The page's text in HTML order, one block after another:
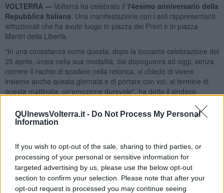
QUInewsVolterra.it - Do Not Process My Personal
Information
If you wish to opt-out of the sale, sharing to third parties, or
processing of your personal or sensitive information for
targeted advertising by us, please use the below opt-out
section to confirm your selection. Please note that after your
opt-out request is processed you may continue seeing
VOLTERRA — Volterra ha celebrato il 74esimo anniversario della
Repubblica Italiana . Una manifestazione con i soli rappresentanti
istituzionali che ha avuto luogo in piazza dei Priori e in piazza
Martiri della Libertà.
"In una circostanza come questa, dopo la toccante celebrazione del
25 aprile, unica nella sua modalità, dal dopoguerra ad oggi, senza
correre il rischio di scadere nella retorica, vi chiedo di vivere
insieme anche questa giornata e di portare con voi, al termine di
questa mattinata, un'emozione durevole", ha detto il sindaco